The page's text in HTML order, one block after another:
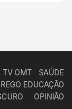
TV OMT
SAÚDE
EDUCAÇÃO
OPINIÃO